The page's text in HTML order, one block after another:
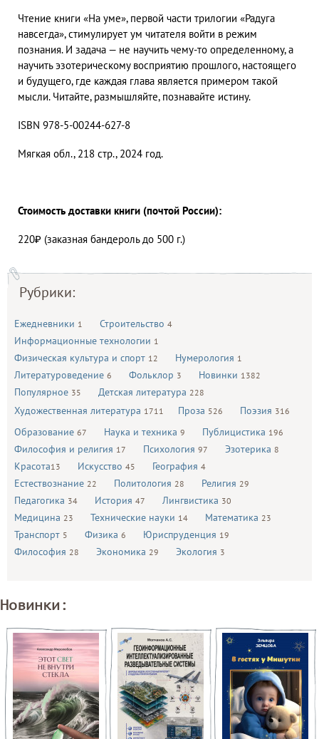
Рубрики:
Ежедневники 1 Строительство 4
Информационные технологии 1
Физическая культура и спорт 12 Нумерология 1
Литературоведение 6 Фольклор 3 Новинки 1382
Популярное 35 Детская литература 228
Художественная литература 1711 Проза 526 Поэзия 316
Образование 67 Наука и техника 9 Публицистика 196
Философия и религия 17 Психология 97 Эзотерика 8
Красота13 Искусство 45 География 4
Естествознание 22 Политология 28 Религия 29
Педагогика 34 История 47 Лингвистика 30
Медицина 23 Технические науки 14 Математика 23
Транспорт 5 Физика 6 Юриспруденция 19
Философия 28 Экономика 29 Экология 3
Чтение книги «На уме», первой части трилогии «Радуга
навсегда», стимулирует ум читателя войти в режим
познания. И задача — не научить чему-то определенному, а
научить эзотерическому восприятию прошлого, настоящего
и будущего, где каждая глава является примером такой
мысли. Читайте, размышляйте, познавайте истину.
ISBN 978-5-00244-627-8
Мягкая обл., 218 стр., 2024 год.
Стоимость доставки книги (почтой России):
220₽ (заказная бандероль до 500 г.)
Новинки: